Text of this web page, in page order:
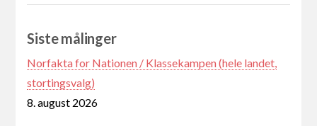
Siste målinger
Norfakta for Nationen / Klassekampen (hele landet,
stortingsvalg)
8. august 2026